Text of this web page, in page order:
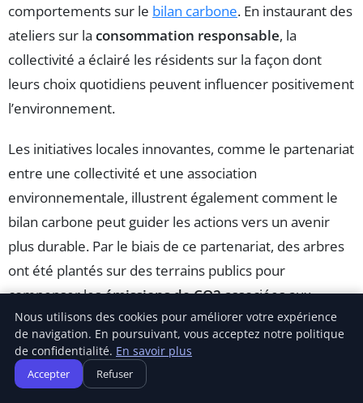
comportements sur le bilan carbone. En instaurant des
ateliers sur la consommation responsable, la
collectivité a éclairé les résidents sur la façon dont
leurs choix quotidiens peuvent influencer positivement
l’environnement.
Les initiatives locales innovantes, comme le partenariat
entre une collectivité et une association
environnementale, illustrent également comment le
bilan carbone peut guider les actions vers un avenir
plus durable. Par le biais de ce partenariat, des arbres
ont été plantés sur des terrains publics pour
compenser lesémissions de CO2associées aux
infrastructures. Ce projet permet non seulement
d’améliorer la qualité de l’air, mais également de
renforcer le lien entre les citoyens et leur
environnement.
Nous utilisons des cookies pour améliorer votre expérience
de navigation. En poursuivant, vous acceptez notre politique
de confidentialité. En savoir plus
Accepter Refuser